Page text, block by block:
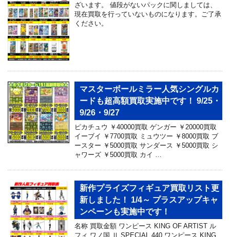
ざいます。 値段がないパックに関しましては、
現在買取を行っていないものになります。ご了承
ください。
マスターボールミラー人気シングルカ
ードも超高額買取実施中です！ 9/25・
9/26・9/27
ピカチュウ ￥40000買取 ゲンガー ￥20000買取
イーブイ ￥7700買取 ミュウツー ￥8000買取 ブ
ースター ￥5000買取 サンダース ￥5000買取 シ
ャワーズ ￥5000買取 カイ …
新作プライズフィギュア買取リスト更
新しました！ 1/4～ プラスアップキャ
ンペーンも実施中です！
名称 買取金額 ワンピース KING OF ARTIST ル
フィ ワノ国 Ⅱ SPECIAL 440 ワンピース KING